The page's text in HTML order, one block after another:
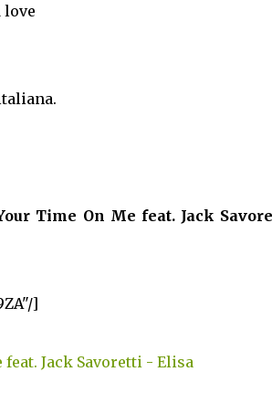
love
Time On Me feat. Jack
]
Jack Savoretti - Elisa